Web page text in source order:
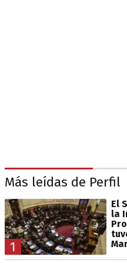
Más leídas de Perfil
1
El
la